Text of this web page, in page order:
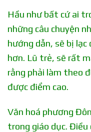
Hầu như bất cứ ai
những câu chuyện
hướng dẫn, sẽ bị lạc
hơn. Lũ trẻ, sẽ rất
rằng phải làm theo
được điểm cao.
Văn hoá phương
trong giáo dục. Điều